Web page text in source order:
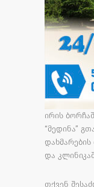
ირის
“მედინა”
დახმარების
და
თქვენ